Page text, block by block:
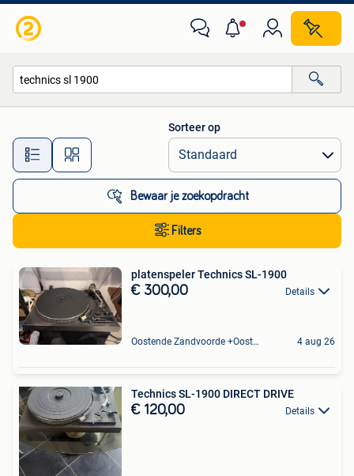
Alle afstanden…
Sorteer op
Bewaar je zoekopdracht
Filters
platenspeler Technics SL-1900
€ 300,00 Details
Oostende Zandvoorde +Oostende 4 aug 26
Technics SL-1900 DIRECT DRIVE
€ 120,00 Details